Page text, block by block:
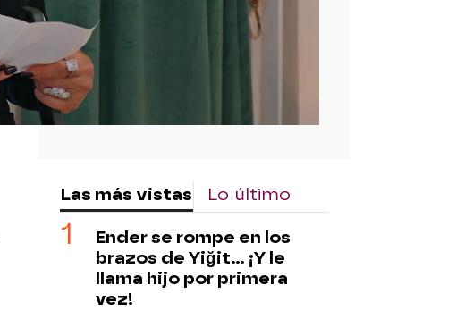
Las más vistas Lo último
Ender se rompe en los
brazos de Yiğit… ¡Y le
llama hijo por primera
vez!